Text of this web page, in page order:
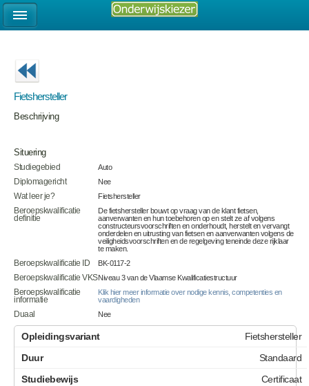
Fietshersteller
Beschrijving
Situering
Studiegebied
Auto
Diplomagericht
Nee
Wat leer je?
Fietshersteller
Beroepskwalificatie
definitie
De fietshersteller bouwt op vraag van de klant fietsen,
aanverwanten en hun toebehoren op en stelt ze af volgens
constructeursvoorschriften en onderhoudt, herstelt en vervangt
onderdelen en uitrusting van fietsen en aanverwanten volgens de
veiligheidsvoorschriften en de regelgeving teneinde deze rijklaar
te maken.
Beroepskwalificatie ID
BK-0117-2
Beroepskwalificatie VKSNiveau 3 van de Vlaamse Kwalificatiestructuur
Beroepskwalificatie
informatie
Klik hier meer informatie over nodige kennis, competenties en
vaardigheden
Duaal
Nee
Fietshersteller
Standaard
Certificaat